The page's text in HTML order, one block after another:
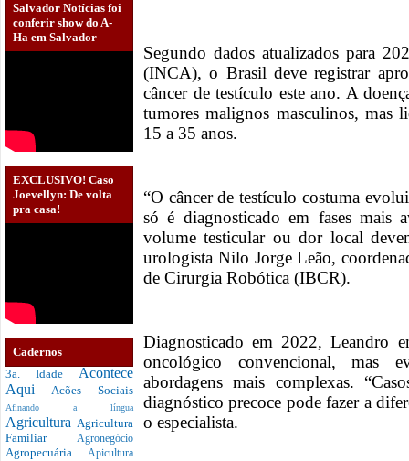
Salvador Notícias foi
conferir show do A-
Ha em Salvador
EXCLUSIVO! Caso
Joevellyn: De volta
pra casa!
Cadernos
3a. Idade Acontece
Aqui Acões Sociais
Afinando a língua
Agricultura Agricultura
Familiar Agronegócio
Agropecuária Apicultura
Segundo dados atualizados para
(INCA), o Brasil deve registrar
câncer de testículo este ano. A
tumores malignos masculinos, mas
15 a 35 anos.
“O câncer de testículo costuma
só é diagnosticado em fases mais
volume testicular ou dor local
urologista Nilo Jorge Leão,
de Cirurgia Robótica (IBCR).
Diagnosticado em 2022, Leandro
oncológico convencional, mas
abordagens mais complexas.
diagnóstico precoce pode fazer a
o especialista.